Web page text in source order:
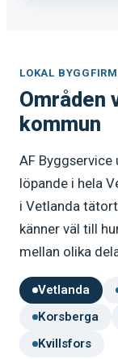
LOKAL
Områden
kommun
AF
löpande i hela
i Vetlanda
känner väl till
mellan olika
Vetlanda
Korsberga
Kvillsfors